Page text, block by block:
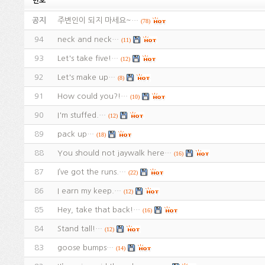
공지 주변인이 되지 마세요~… (78)
94 neck and neck… (11)
93 Let's take five!… (12)
92 Let's make up… (8)
91 How could you?!… (10)
90 I'm stuffed.… (12)
89 pack up… (18)
88 You should not jaywalk here… (16)
87 I’ve got the runs.… (22)
86 I earn my keep.… (12)
85 Hey, take that back!… (16)
84 Stand tall!… (12)
83 goose bumps… (14)